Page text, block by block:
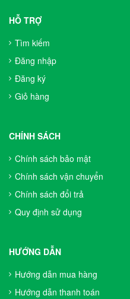
HỖ TRỢ
Tìm kiếm
Đăng nhập
Đăng ký
Giỏ hàng
CHÍNH SÁCH
Chính sách bảo mật
Chính sách vận chuyển
Chính sách đổi trả
Quy định sử dụng
HƯỚNG DẪN
Hướng dẫn mua hàng
Hướng dẫn thanh toán